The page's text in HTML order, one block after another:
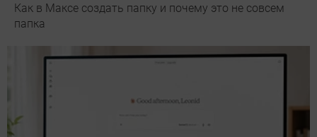
Как в Максе создать папку и почему это не совсем
папка